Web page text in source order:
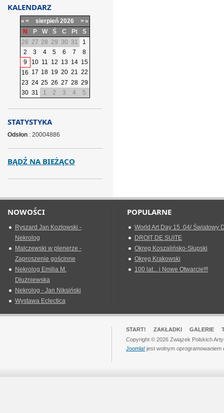
KALENDARZ
« < sierpień 2026 >»
N
P W Ś C Pt
S
26 27 28 29 30 31
1
2
3 4 5 6 7
8
9
10 11 12 13 14 15
16 17 18 19 20 21 22
23 24 25 26 27 28 29
30 31 1 2 3 4 5
STATYSTYKA
Odsłon: 20004886
BĄDŹ NA BIEŻĄCO
NOWOŚCI
Ryszard Jan Kozłowski -
Nekrolog
Malczewski w plenerze -
Zaproszenie gościnne
Nekrolog Emilia M.
Dłużniewska
Nekrolog - Jan Niksiński
Wystawa Eclectica
POPULARNE
World Art Day 15 .04/ Światowy
DROIT DE SUITE
Okreg Koszalińsko-Słupski
Okręg Krakowski
100 lat... i Nowe Otwarcie!!!
START! ZAKŁADKI GALERIE
Copyright © 2026 Związek Polskich
Joomla! jest wolnym